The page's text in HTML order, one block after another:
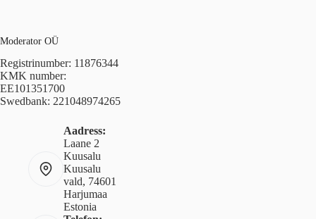
Moderator OÜ
Registrinumber: 11876344
KMK number:
EE101351700
Swedbank: 221048974265
Aadress:
Laane 2
Kuusalu
Kuusalu
vald, 74601
Harjumaa
Estonia